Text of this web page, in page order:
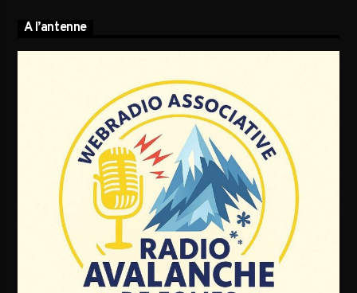
A l’antenne